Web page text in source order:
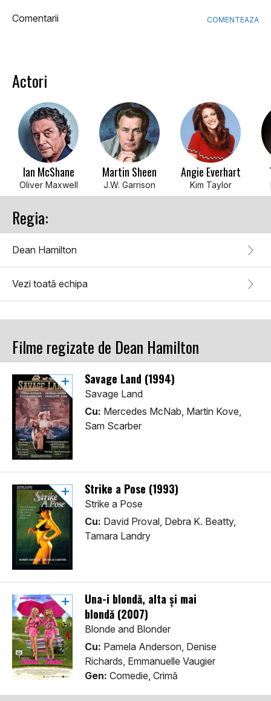
Comentarii COMENTEAZA
Actori
Ian McShane
Oliver Maxwell
Martin Sheen
J.W. Garrison
Angie Everhart
Kim Taylor
Regia:
Dean Hamilton
Vezi toată echipa
Filme regizate de Dean Hamilton
Savage Land (1994)
Savage Land
Cu: Mercedes McNab, Martin Kove,
Sam Scarber
Strike a Pose (1993)
Strike a Pose
Cu: David Proval, Debra K. Beatty,
Tamara Landry
Una-i blondă, alta și mai
blondă (2007)
Blonde and Blonder
Cu: Pamela Anderson, Denise
Richards, Emmanuelle Vaugier
Gen: Comedie, Crimă